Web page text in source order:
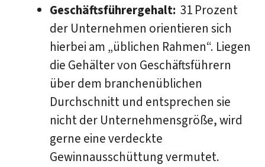
Geschäftsführergehalt: 31 Prozent
der Unternehmen orientieren sich
hierbei am „üblichen Rahmen“. Liegen
die Gehälter von Geschäftsführern
über dem branchenüblichen
Durchschnitt und entsprechen sie
nicht der Unternehmensgröße, wird
gerne eine verdeckte
Gewinnausschüttung vermutet.